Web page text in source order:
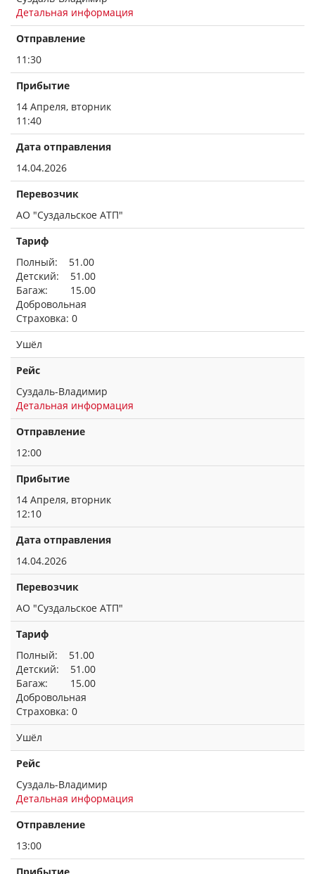
Детальная информация
Отправление
11:30
Прибытие
14 Апреля, вторник
11:40
Дата отправления
14.04.2026
Перевозчик
АО "Суздальское АТП"
Тариф
Полный: 51.00
Детский: 51.00
Багаж: 15.00
Добровольная
Страховка: 0
Ушёл
Рейс
Суздаль-Владимир
Детальная информация
Отправление
12:00
Прибытие
14 Апреля, вторник
12:10
Дата отправления
14.04.2026
Перевозчик
АО "Суздальское АТП"
Тариф
Полный: 51.00
Детский: 51.00
Багаж: 15.00
Добровольная
Страховка: 0
Ушёл
Рейс
Суздаль-Владимир
Детальная информация
Отправление
13:00